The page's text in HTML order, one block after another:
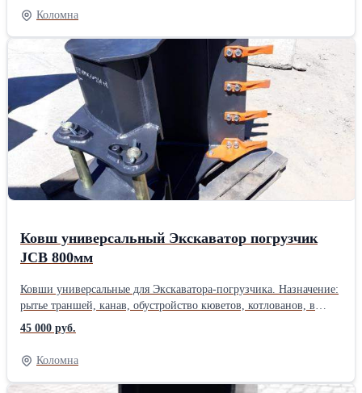
оборудование на: JCB, Volvo, Terex, Komatsu, Case, New Holland,
Cat, Bobcat, John Deere, Hidromek. * Фронтальный погрузчик: *
Телескопический погрузчик: * Мини погрузчик: * Экскаватор
погрузчик: * Мини экскаватор: * Экскаватор: * Шарнирно-
сочлененный мини трактор: * Вилочный погрузчик: *
Коммунальная техника: Мы принимаем любые способы оплаты.
К каждому изделию прилагаются полный пакет закрывающих
документов. - Гарантия на все оборудование 12 месяцев. -
Предоставленная продукция имеется в наличии, либо может
быть изготовлена под заказ. - Доставка в любые регионы, ТК
ПЭК, Деловые линии. - Работаем: пн - пт: с 8.00-17.00, сб. вс-
выходной.Тип техники: Спецтехника
Коломна
Ковш универсальный Экскаватор погрузчик
JCB 800мм
Ковши универсальные для Экскаватора-погрузчика. Назначение:
рытье траншей, канав, обустройство кюветов, котлованов, в
некоторых случаях погрузка тяжелого грунта. Ширина: 300 мм,
400 мм, 600 мм, 800 мм, 900 мм. Компания ООО
«Техникадострой» является одним из крупнейших поставщиков
ковшей и навесного оборудования для сельскохозяйственной,
коммунальной и строительной техники в России. В нашей
45 000 руб.
Коломна